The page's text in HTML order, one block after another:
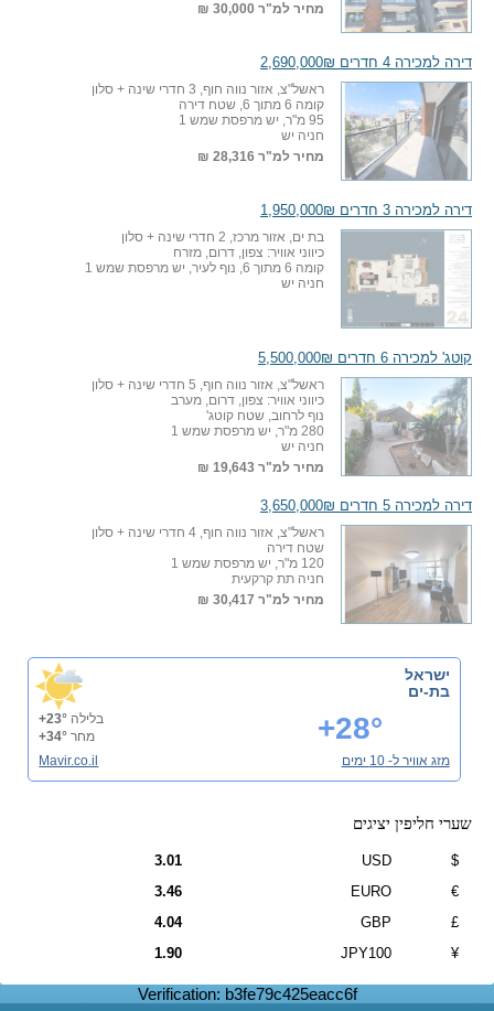
מחיר למ"ר 30,000 ₪
דירה למכירה 4 חדרים 2,690,000₪
ראשל"צ, אזור נווה חוף, 3 חדרי שינה + סלון
קומה 6 מתוך 6, שטח דירה
95 מ"ר, יש מרפסת שמש 1
חניה יש
מחיר למ"ר 28,316 ₪
דירה למכירה 3 חדרים 1,950,000₪
בת ים, אזור מרכז, 2 חדרי שינה + סלון
כיווני אוויר: צפון, דרום, מזרח
קומה 6 מתוך 6, נוף לעיר, יש מרפסת שמש 1
חניה יש
קוטג' למכירה 6 חדרים 5,500,000₪
ראשל"צ, אזור נווה חוף, 5 חדרי שינה + סלון
כיווני אוויר: צפון, דרום, מערב
נוף לרחוב, שטח קוטג'
280 מ"ר, יש מרפסת שמש 1
חניה יש
מחיר למ"ר 19,643 ₪
דירה למכירה 5 חדרים 3,650,000₪
ראשל"צ, אזור נווה חוף, 4 חדרי שינה + סלון
שטח דירה
120 מ"ר, יש מרפסת שמש 1
חניה תת קרקעית
מחיר למ"ר 30,417 ₪
ישראל
בת-ים
+28° בלילה +23°
מחר +34°
מזג אוויר ל- 10 ימים
Mavir.co.il
שערי חליפין יציגים
$
USD
3.01
€
EURO
3.46
£
GBP
4.04
¥
JPY100
1.90
Verification: b3fe79c425eacc6f